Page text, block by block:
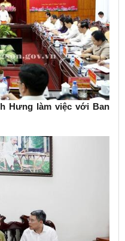
Hưng làm việc với Ban